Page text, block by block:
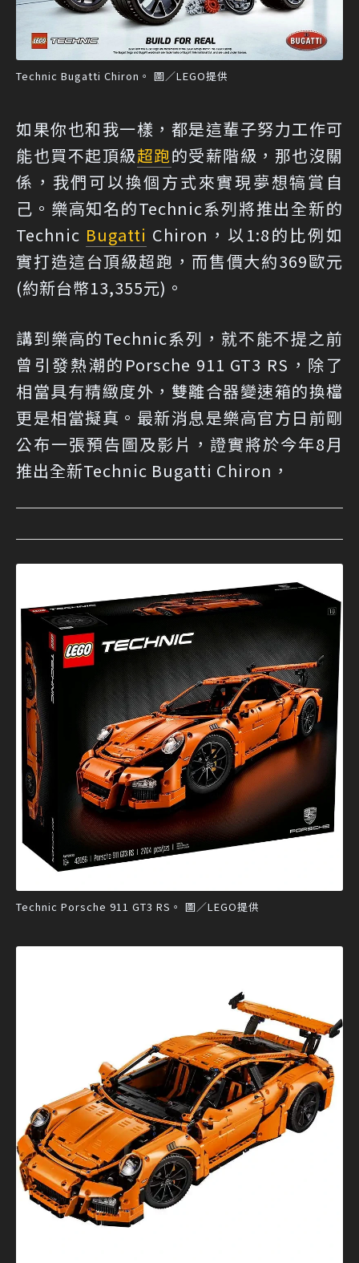
Technic Bugatti Chiron。 圖／LEGO提供
如果你也和我一樣，都是這輩子努力工作可
能也買不起頂級超跑的受薪階級，那也沒關
係，我們可以換個方式來實現夢想犒賞自
己。樂高知名的Technic系列將推出全新的
Technic Bugatti Chiron，以1:8的比例如
實打造這台頂級超跑，而售價大約369歐元
(約新台幣13,355元)。
講到樂高的Technic系列，就不能不提之前
曾引發熱潮的Porsche 911 GT3 RS，除了
相當具有精緻度外，雙離合器變速箱的換檔
更是相當擬真。最新消息是樂高官方日前剛
公布一張預告圖及影片，證實將於今年8月
推出全新Technic Bugatti Chiron，
Technic Porsche 911 GT3 RS。 圖／LEGO提供